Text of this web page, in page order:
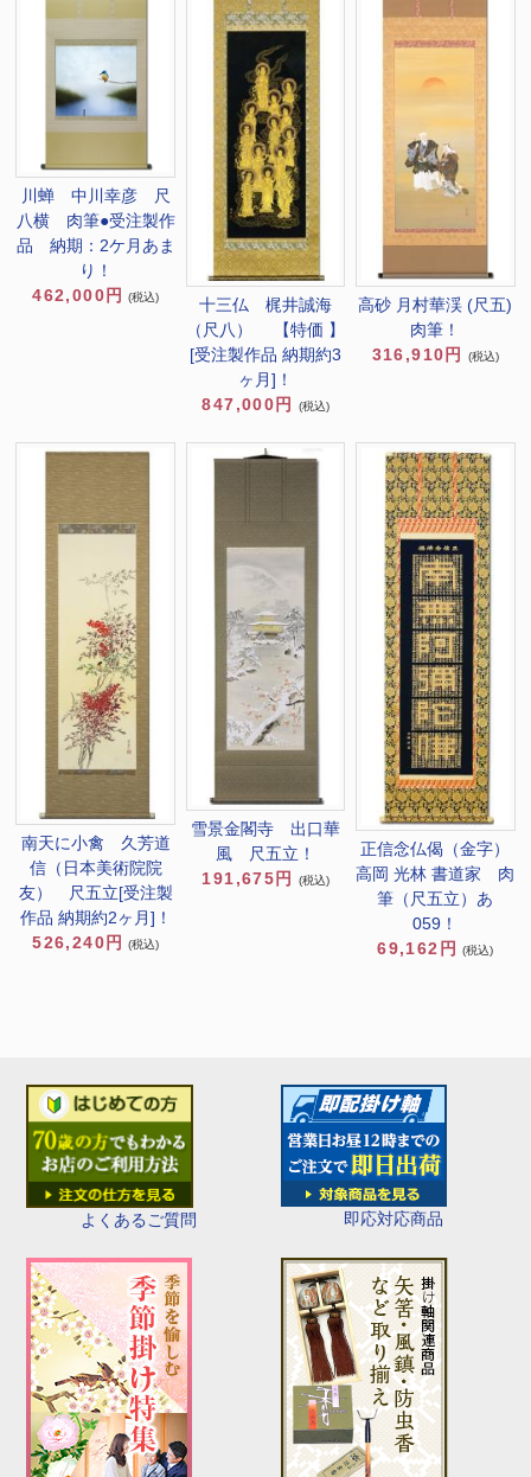
よくあるご質問 即応対応商品
川蝉 中川幸彦 尺
八横 肉筆●受注製作
品 納期：2ケ月あま
り！
462,000円
(税込)
十三仏 梶井誠海
（尺八） 【特価 】
[受注製作品 納期約3
ヶ月]！
847,000円
(税込)
高砂 月村華渓 (尺五)
肉筆！
316,910円
(税込)
南天に小禽 久芳道
信（日本美術院院
友） 尺五立[受注製
作品 納期約2ヶ月]！
526,240円
(税込)
雪景金閣寺 出口華
風 尺五立！
191,675円
(税込)
正信念仏偈（金字）
高岡 光林 書道家 肉
筆（尺五立）あ
059！
69,162円
(税込)